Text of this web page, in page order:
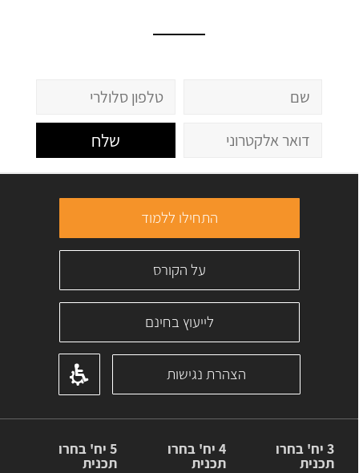
שלח
התחילו ללמוד
על הקורס
לייעוץ בחינם
הצהרת נגישות
3 יח' בחרו
תכנית
4 יח' בחרו
תכנית
5 יח' בחרו
תכנית